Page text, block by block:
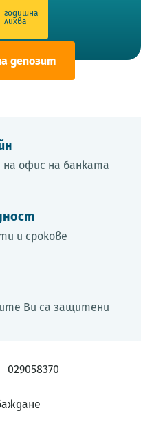
годишна
лихва
депозит
на офис на банката
и срокове
Ви са защитени
029058370